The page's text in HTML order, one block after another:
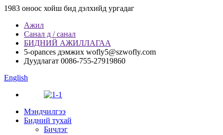
1983 оноос хойш бид дэлхийд ургадаг
Ажил
Санал д / санал
БИДНИЙ АЖИЛЛАГАА
5-opances дэмжих wofly5@szwofly.com
Дуудлагат 0086-755-27919860
English
Мэндчилгээ
Бидний тухай
Бичлэг